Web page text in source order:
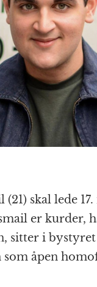
(21) skal lede
er kurder,
sitter i
åpen